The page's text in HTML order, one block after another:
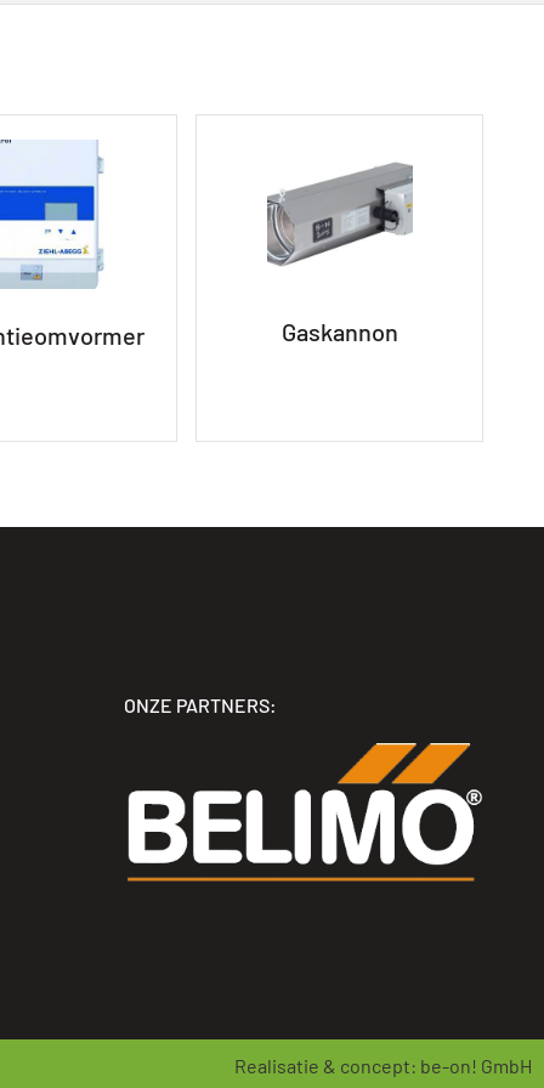
Gaskannon
ONZE PARTNERS:
Realisatie & concept: be-on! GmbH